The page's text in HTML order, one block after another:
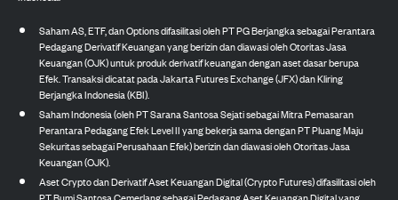
Saham AS, ETF, dan Options difasilitasi oleh PT PG Berjangka sebagai Perantara
Pedagang Derivatif Keuangan yang berizin dan diawasi oleh Otoritas Jasa
Keuangan (OJK) untuk produk derivatif keuangan dengan aset dasar berupa
Efek. Transaksi dicatat pada Jakarta Futures Exchange (JFX) dan Kliring
Berjangka Indonesia (KBI).
Saham Indonesia (oleh PT Sarana Santosa Sejati sebagai Mitra Pemasaran
Perantara Pedagang Efek Level II yang bekerja sama dengan PT Pluang Maju
Sekuritas sebagai Perusahaan Efek) berizin dan diawasi oleh Otoritas Jasa
Keuangan (OJK).
Aset Crypto dan Derivatif Aset Keuangan Digital (Crypto Futures) difasilitasi oleh